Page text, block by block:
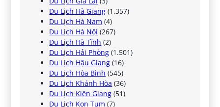
Du Lịch Hà Giang (1.357)
Du Lịch Hà Nam (4)
Du Lịch Hà Nội (267)
Du Lịch Hà Tĩnh (2)
Du Lịch Hải Phòng (1.501)
Du Lịch Hậu Giang (16)
Du Lịch Hòa Bình (545)
Du Lịch Khánh Hòa (36)
Du Lịch Kiên Giang (51)
Du Lịch Kon Tum (7)